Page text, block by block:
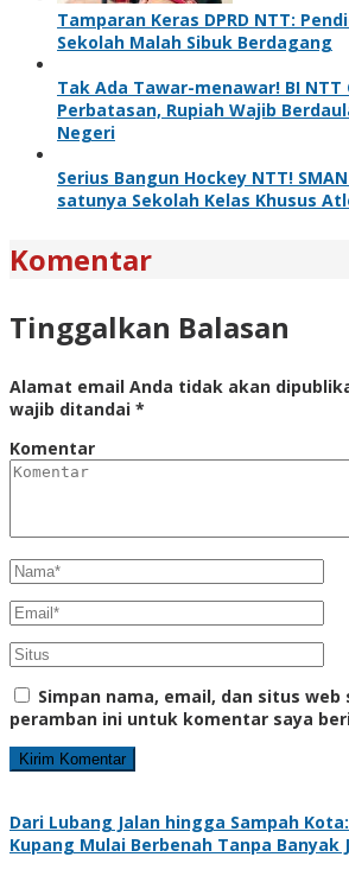
Tamparan Keras DPRD NTT:
Sekolah Malah Sibuk Berdagang
Tak Ada Tawar-menawar! BI NTT
Perbatasan, Rupiah Wajib
Negeri
Serius Bangun Hockey NTT!
satunya Sekolah Kelas Khusus
Komentar
Tinggalkan Balasan
Alamat email Anda tidak akan
wajib ditandai *
Komentar
Simpan nama, email, dan situs web
peramban ini untuk komentar saya
Dari Lubang Jalan hingga Sampah
Kupang Mulai Berbenah Tanpa Banyak